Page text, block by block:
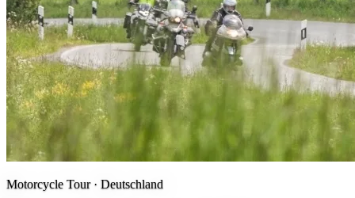
Motorcycle Tour · Deutschland